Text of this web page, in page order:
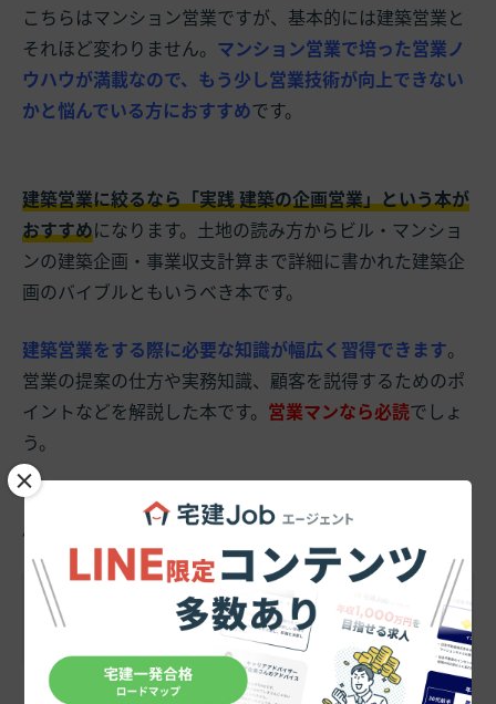
こちらはマンション営業ですが、基本的には建築営業と
それほど変わりません。 マンション営業で培った営業ノ
ウハウが満載なので、もう少し営業技術が向上できない
かと悩んでいる方におすすめです。
建築営業に絞るなら「実践 建築の企画営業」という本が
おすすめになります。土地の読み方からビル・マンショ
ンの建築企画・事業収支計算まで詳細に書かれた建築企
画のバイブルともいうべき本です。
建築営業をする際に必要な知識が幅広く習得できます。
営業の提案の仕方や実務知識、顧客を説得するためのポ
イントなどを解説した本です。 営業マンなら必読でしょ
う。
なお 「建築営業のコツやノウハウ」
心のある人は、次の記事も参考にしてみてください。
建築営業のコツやノウハウを解説！「信頼性」と
「聴くこと」が大事
×